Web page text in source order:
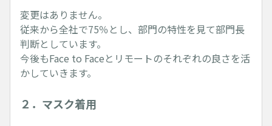
変更はありません。
従来から全社で75％とし、部門の特性を見て部門長
判断としています。
今後もFace to Faceとリモートのそれぞれの良さを活
かしていきます。
２．マスク着用